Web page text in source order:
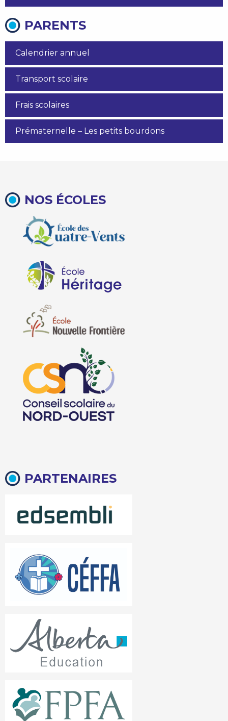
PARENTS
Calendrier annuel
Transport scolaire
Frais scolaires
Prématernelle – Les petits bourdons
NOS ÉCOLES
PARTENAIRES